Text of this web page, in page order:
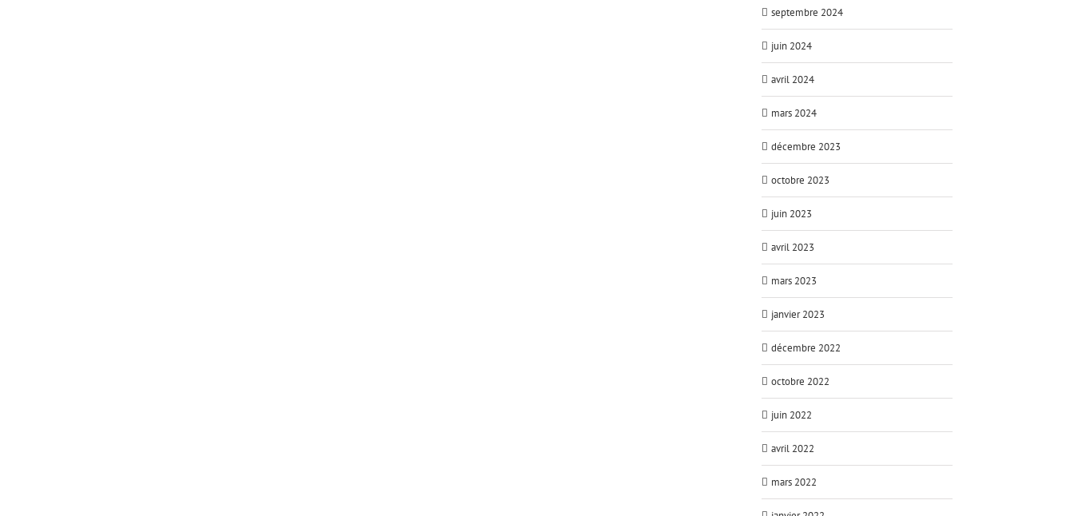
septembre 2024
juin 2024
avril 2024
mars 2024
décembre 2023
octobre 2023
juin 2023
avril 2023
mars 2023
janvier 2023
décembre 2022
octobre 2022
juin 2022
avril 2022
mars 2022